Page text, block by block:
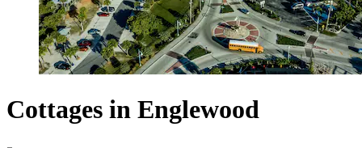
Cottages in Englewood